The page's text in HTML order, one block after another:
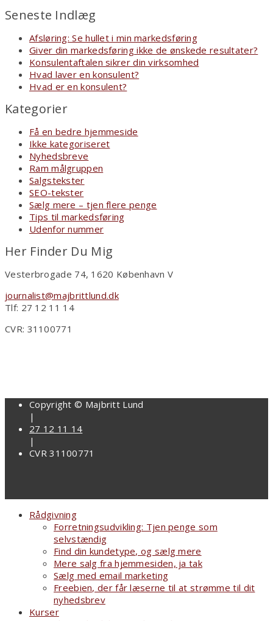
Seneste Indlæg
Afsløring: Se hullet i min markedsføring
Giver din markedsføring ikke de ønskede resultater?
Konsulentaftalen sikrer din virksomhed
Hvad laver en konsulent?
Hvad er en konsulent?
Kategorier
Få en bedre hjemmeside
Ikke kategoriseret
Nyhedsbreve
Ram målgruppen
Salgstekster
SEO-tekster
Sælg mere – tjen flere penge
Tips til markedsføring
Udenfor nummer
Her Finder Du Mig
Vesterbrogade 74, 1620 København V
journalist@majbrittlund.dk
Tlf: 27 12 11 14
CVR: 31100771
Copyright © Majbritt Lund
|
27 12 11 14
|
CVR 31100771
Rådgivning
Forretningsudvikling: Tjen penge som
selvstændig
Find din kundetype, og sælg mere
Mere salg fra hjemmesiden, ja tak
Sælg med email marketing
Freebien, der får læserne til at strømme til dit
nyhedsbrev
Kurser